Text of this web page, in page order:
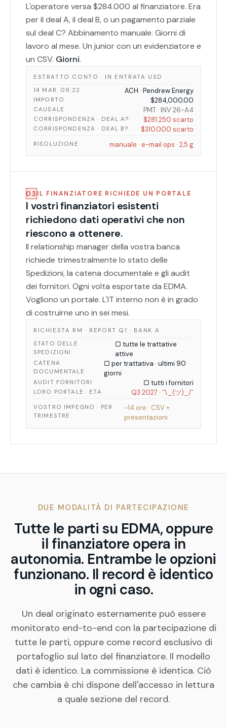
L'operatore versa $284.000 al finanziatore. Era
per il deal A, il deal B, o un pagamento parziale
sul deal C? Abbinamento manuale. Giorni di
lavoro al mese. Un junior con un evidenziatore e
un CSV. Giorni.
ESTRATTO CONTO · IN ENTRATA USD
14 MAR. 09:22
ACH · Pendrew Energy
IMPORTO $284,000.00
CAUSALE PMT · INV 26-A4
CORRISPONDENZA · DEAL A? $281.250 scarto
CORRISPONDENZA · DEAL B? $310.000 scarto
RISOLUZIONE manuale · e-mail ops · 2,5 g
03 IL FINANZIATORE RICHIEDE UN PORTALE
I vostri finanziatori esistenti
richiedono dati operativi che non
riescono a ottenere.
Il relationship manager della vostra banca
richiede trimestralmente lo stato delle
Spedizioni, la catena documentale e gli audit
dei fornitori. Ogni volta esportate da EDMA.
Vogliono un portale. L'IT interno non è in grado
di costruirne uno in sei mesi.
RICHIESTA RM · REPORT Q1 · BANK A
STATO DELLE
SPEDIZIONI
▢ tutte le trattative
attive
CATENA
DOCUMENTALE
▢ per trattativa · ultimi 90
giorni
AUDIT FORNITORI ▢ tutti i fornitori
LORO PORTALE · ETA Q3 2027 · ¯\_(ツ)_/¯
VOSTRO IMPEGNO · PER
TRIMESTRE
~14 ore · CSV +
presentazioni
DUE MODALITÀ DI PARTECIPAZIONE
Tutte le parti su EDMA, oppure
il finanziatore opera in
autonomia. Entrambe le opzioni
funzionano. Il record è identico
in ogni caso.
Un deal originato esternamente può essere
monitorato end-to-end con la partecipazione di
tutte le parti, oppure come record esclusivo di
portafoglio sul lato del finanziatore. Il modello
dati è identico. La commissione è identica. Ciò
che cambia è chi dispone dell'accesso in lettura
a quale sezione del record.